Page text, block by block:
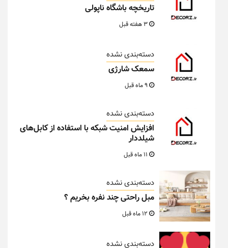
تاریخچه باشگاه ناپولی
دسته‌بندی نشده
سمعک شارژی
دسته‌بندی نشده
افزایش امنیت شبکه با استفاده از کابل‌های
شیلددار
دسته‌بندی نشده
مبل راحتی چند نفره بخریم ؟
دسته‌بندی نشده